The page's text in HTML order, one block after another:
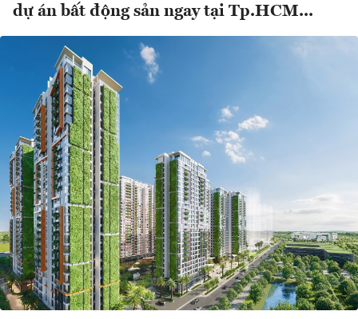
dự án bất động sản ngay tại Tp.HCM...